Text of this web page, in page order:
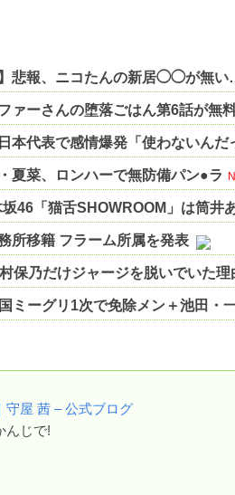
】悲報、ニコたんの新居◯◯が無
ァーさんの堕落ごはん第6話が無
夏菜、ロンハーで無防備パン●ラ
46「猫舌SHOWROOM」は筒井
所移籍 フラーム所属を発表
村保乃だけジャージを脱いでいた理
ミーグリ1次で免除メン＋池田・
グリで喧嘩！？山下瞳月、これ
の月、何かあるのか！？『お願い
乃ちゃんの思い出、挙げてけ
守屋 茜 – 公式ブログ
んじで!